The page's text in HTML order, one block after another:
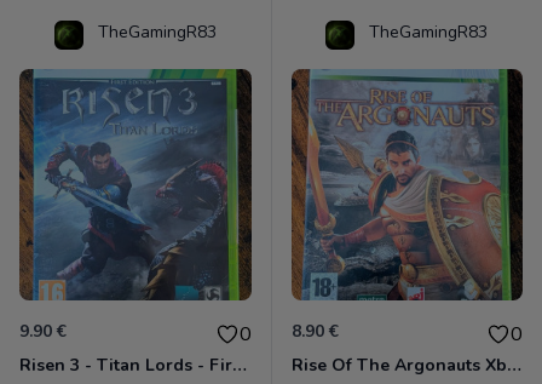
TheGamingR83
9.90 € 0
Risen 3 - Titan Lords - First Edition Xbox 360
TheGamingR83
8.90 € 0
Rise Of The Argonauts Xbox 360